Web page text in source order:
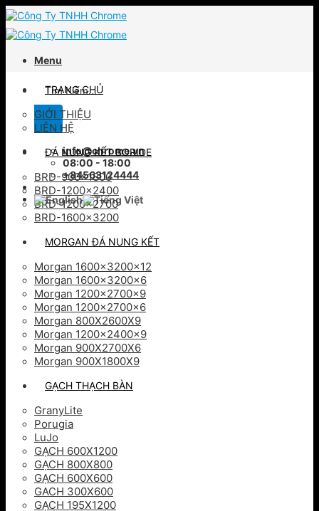
Skip
to
content
Menu
kiếm:
info@chrome.vn
08:00 - 18:00
+84563124444
TRANG CHỦ
GIỚI THIỆU
LIÊN HỆ
ĐÁ NUNG KẾT BORIDE
BRD-900×1800
BRD-1200×2400
BRD-1200×2700
BRD-1600×3200
MORGAN ĐÁ NUNG KẾT
Morgan 1600x3200x12
Morgan 1600x3200x6
Morgan 1200x2700x9
Morgan 1200x2700x6
Morgan 800X2600X9
Morgan 1200x2400x9
Morgan 900X2700X6
Morgan 900X1800X9
GẠCH THẠCH BÀN
GranyLite
Porugia
LuJo
GẠCH 600X1200
GẠCH 800X800
GẠCH 600X600
GACH 300X600
GẠCH 195X1200